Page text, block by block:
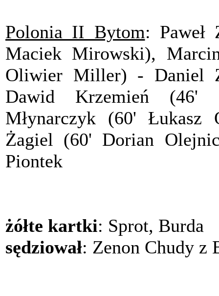
Polonia II Bytom:
Maciek Mirowski),
Oliwier Miller) - Daniel
Dawid Krzemień (46'
Młynarczyk (60'
Żagiel (60' Dorian
Piontek
żółte kartki: Sprot, Burda
sędziował: Zenon Chudy z